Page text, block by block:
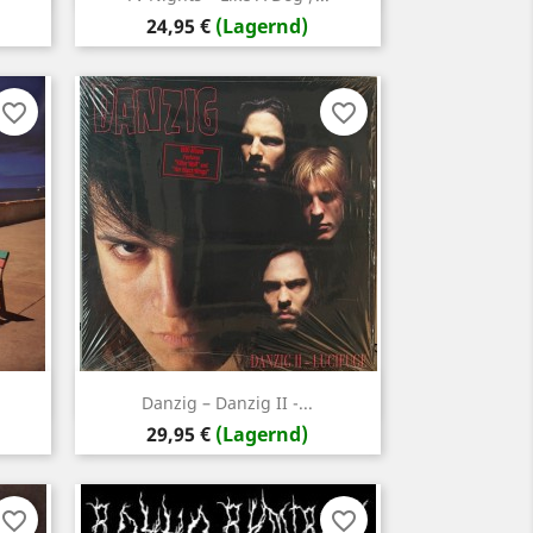
Preis
24,95 € (Lagernd)
favorite_border
Danzig – Danzig II -...
Preis
29,95 € (Lagernd)
 Vorschau
favorite_border
favorite_border favorite_border